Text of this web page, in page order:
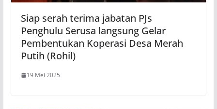
Siap serah terima jabatan PJs
Penghulu Serusa langsung Gelar
Pembentukan Koperasi Desa Merah
Putih (Rohil)
19 Mei 2025